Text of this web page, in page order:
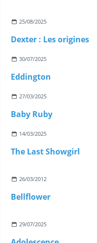
25/08/2025
Dexter : Les origines
30/07/2025
Eddington
27/03/2025
Baby Ruby
14/03/2025
The Last Showgirl
26/03/2012
Bellflower
29/07/2025